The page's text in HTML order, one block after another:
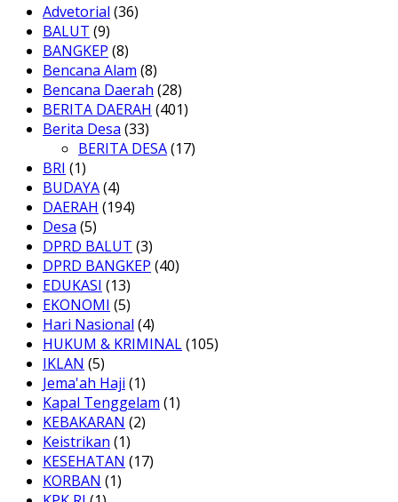
Advetorial (36)
BALUT (9)
BANGKEP (8)
Bencana Alam (8)
Bencana Daerah (28)
BERITA DAERAH (401)
Berita Desa (33)
BERITA DESA(17)
BRI (1)
BUDAYA(4)
DAERAH (194)
Desa (5)
DPRD BALUT (3)
DPRD BANGKEP (40)
EDUKASI (13)
EKONOMI (5)
Hari Nasional (4)
HUKUM & KRIMINAL(105)
IKLAN (5)
Jema'ah Haji (1)
Kapal Tenggelam (1)
KEBAKARAN (2)
Keistrikan (1)
KESEHATAN (17)
KORBAN (1)